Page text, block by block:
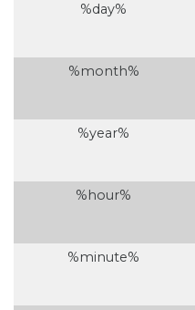
%day%
%month%
%year%
%hour%
%minute%